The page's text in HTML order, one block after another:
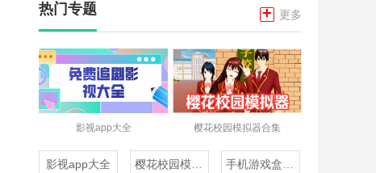
热门专题 + 更多
影视app大全 樱花校园模拟器合集
影视app大全